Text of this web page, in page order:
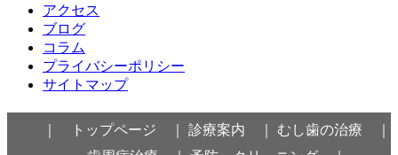
アクセス
ブログ
コラム
プライバシーポリシー
サイトマップ
｜ トップページ ｜ 診療案内 ｜
むし歯の治療 ｜